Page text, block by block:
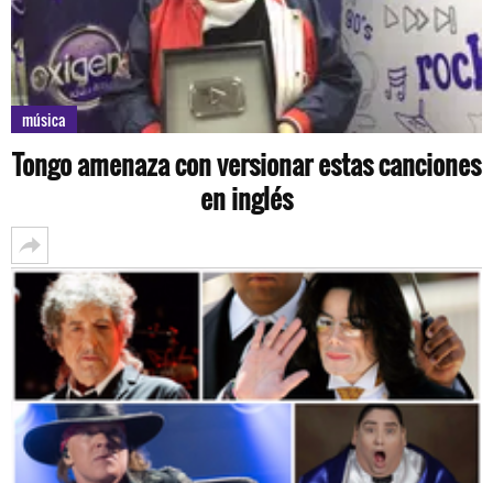
música
Tongo amenaza con versionar estas canciones
en inglés